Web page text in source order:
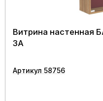
Витрина настенная
3А
Артикул 58756